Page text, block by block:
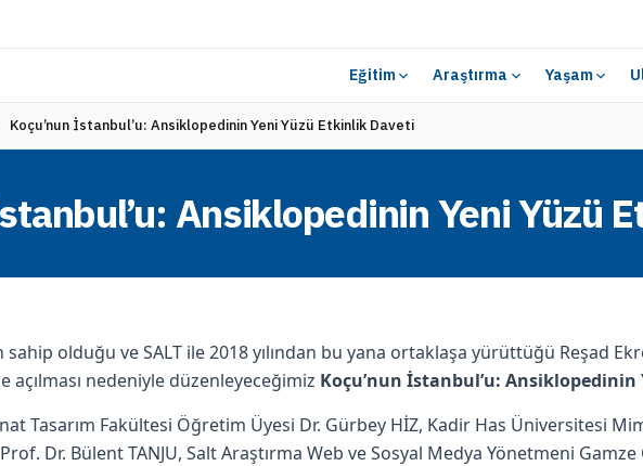
Eğitim Araştırma Yaşam
Koçu’nun İstanbul’u: Ansiklopedinin Yeni Yüzü Etkinlik Daveti
Ansiklopedinin Yeni Yüzü
sahip olduğu ve SALT ile 2018 yılından bu yana ortaklaşa yürüttüğü Reşad
açılması nedeniyle düzenleyeceğimiz Koçu’nun İstanbul’u: Ansiklopedinin
Tasarım Fakültesi Öğretim Üyesi Dr. Gürbey HİZ, Kadir Has Üniversitesi
Dr. Bülent TANJU, Salt Araştırma Web ve Sosyal Medya Yönetmeni